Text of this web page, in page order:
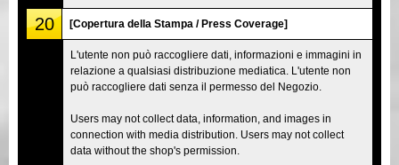
20 [Copertura della Stampa / Press Coverage]
L'utente non può raccogliere dati, informazioni e immagini in
relazione a qualsiasi distribuzione mediatica. L'utente non
può raccogliere dati senza il permesso del Negozio.
Users may not collect data, information, and images in
connection with media distribution. Users may not collect
data without the shop's permission.